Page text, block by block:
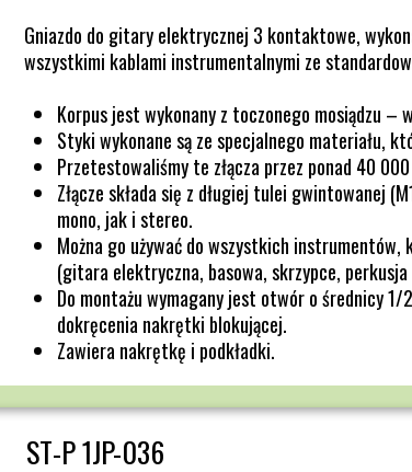
Gniazdo do gitary elektrycznej 3 kontaktowe,
wszystkimi kablami instrumentalnymi ze
Korpus jest wykonany z toczonego mosiądzu –
Styki wykonane są ze specjalnego materiału,
Przetestowaliśmy te złącza przez ponad 40
Złącze składa się z długiej tulei gwintowanej
mono, jak i stereo.
Można go używać do wszystkich
(gitara elektryczna, basowa, skrzypce,
Do montażu wymagany jest otwór o średnicy 1/
dokręcenia nakrętki blokującej.
Zawiera nakrętkę i podkładki.
ST-P 1JP-036